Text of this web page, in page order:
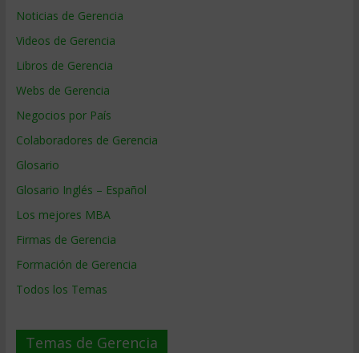
Noticias de Gerencia
Videos de Gerencia
Libros de Gerencia
Webs de Gerencia
Negocios por País
Colaboradores de Gerencia
Glosario
Glosario Inglés – Español
Los mejores MBA
Firmas de Gerencia
Formación de Gerencia
Todos los Temas
Temas de Gerencia